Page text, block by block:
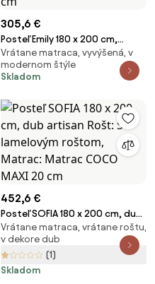
305,6 €
Posteľ Emily 180 x 200 cm,
borovica Rošt: S lamelovým
roštom, Matrac: Matrac DELUXE
10 cm
Vrátane matraca, vyvýšená, v
modernom štýle
Skladom
452,6 €
Posteľ SOFIA 180 x 200 cm, dub
artisan Rošt: S lamelovým
roštom, Matrac: Matrac
COCO MAXI 20 cm
Vrátane matraca, vrátane roštu,
v dekore dub
(1)
Skladom